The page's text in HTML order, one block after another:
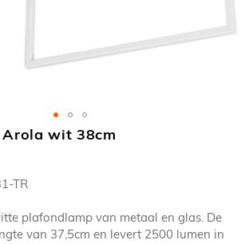
wit 38cm
TR
plafondlamp van metaal en glas. De
van 37,5cm en levert 2500 lumen in